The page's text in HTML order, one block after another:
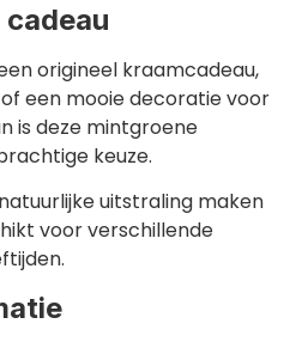
origineel kraamcadeau,
een mooie decoratie voor
is deze mintgroene
keuze.
uitstraling maken
voor verschillende